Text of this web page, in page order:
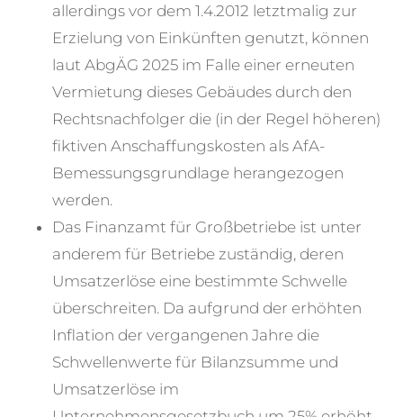
allerdings vor dem 1.4.2012 letztmalig zur
Erzielung von Einkünften genutzt, können
laut AbgÄG 2025 im Falle einer erneuten
Vermietung dieses Gebäudes durch den
Rechtsnachfolger die (in der Regel höheren)
fiktiven Anschaffungskosten als AfA-
Bemessungsgrundlage herangezogen
werden.
Das Finanzamt für Großbetriebe ist unter
anderem für Betriebe zuständig, deren
Umsatzerlöse eine bestimmte Schwelle
überschreiten. Da aufgrund der erhöhten
Inflation der vergangenen Jahre die
Schwellenwerte für Bilanzsumme und
Umsatzerlöse im